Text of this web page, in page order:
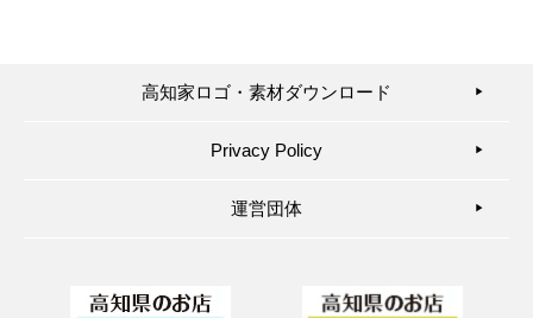
高知家ロゴ・素材ダウンロード ▶︎
Privacy Policy ▶︎
運営団体 ▶︎